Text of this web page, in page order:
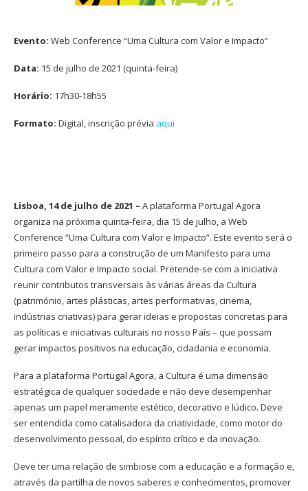
Evento: Web Conference “Uma Cultura com Valor e Impacto”
Data: 15 de julho de 2021 (quinta-feira)
Horário: 17h30-18h55
Formato: Digital, inscrição prévia aqui
Lisboa, 14 de julho de 2021 – A plataforma Portugal Agora
organiza na próxima quinta-feira, dia 15 de julho, a Web
Conference “Uma Cultura com Valor e Impacto”. Este evento será o
primeiro passo para a construção de um Manifesto para uma
Cultura com Valor e Impacto social. Pretende-se com a iniciativa
reunir contributos transversais às várias áreas da Cultura
(património, artes plásticas, artes performativas, cinema,
indústrias criativas) para gerar ideias e propostas concretas para
as políticas e iniciativas culturais no nosso País – que possam
gerar impactos positivos na educação, cidadania e economia.
Para a plataforma Portugal Agora, a Cultura é uma dimensão
estratégica de qualquer sociedade e não deve desempenhar
apenas um papel meramente estético, decorativo e lúdico. Deve
ser entendida como catalisadora da criatividade, como motor do
desenvolvimento pessoal, do espírito crítico e da inovação.
Deve ter uma relação de simbiose com a educação e a formação e,
através da partilha de novos saberes e conhecimentos, promover